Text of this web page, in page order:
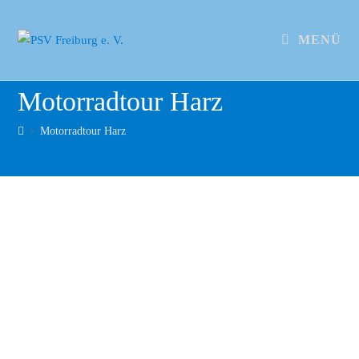
MENÜ
Motorradtour Harz
> Motorradtour Harz